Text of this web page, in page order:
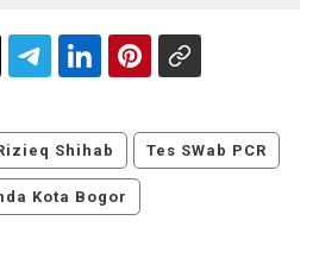
Shihab Tes SWab PCR
Kota Bogor